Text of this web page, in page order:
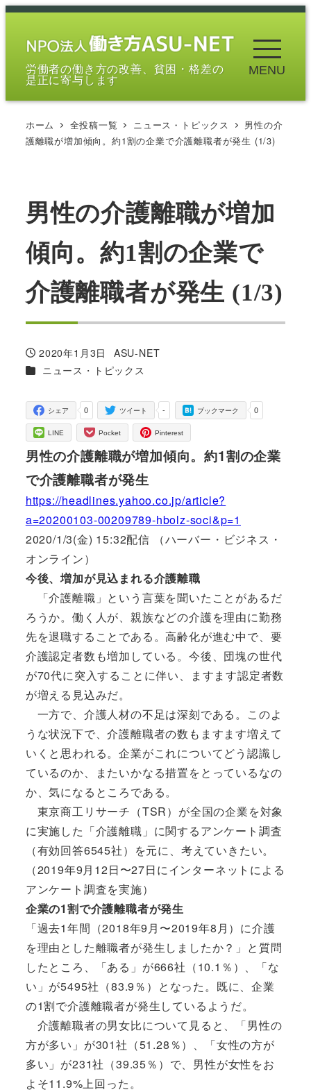
メ
労働者の働き方の改善、貧困・格差の
是正に寄与します
MENU
ホーム 全投稿一覧 ニュース・トピックス
男性の介
護離職が増加傾向。約1割の企業で介護離職者が発生 (1/3)
男性の介護離職が増加
傾向。約1割の企業で
介護離職者が発生 (1/3)
投稿日
2020年1月3日
著
者
ASU-NET
カテゴリー
ニュース・トピックス
0
シェア -
ツイート 0
ブックマーク
LINE Pocket Pinterest
男性の介護離職が増加傾向。約1割の企業
で介護離職者が発生
https://headlines.yahoo.co.jp/article?
a=20200103-00209789-hbolz-soci&p=1
2020/1/3(金) 15:32配信 （ハーバー・ビジネス・
オンライン）
今後、増加が見込まれる介護離職
「介護離職」という言葉を聞いたことがあるだ
ろうか。働く人が、親族などの介護を理由に勤務
先を退職することである。高齢化が進む中で、要
介護認定者数も増加している。今後、団塊の世代
が70代に突入することに伴い、ますます認定者数
が増える見込みだ。
一方で、介護人材の不足は深刻である。このよ
うな状況下で、介護離職者の数もますます増えて
いくと思われる。企業がこれについてどう認識し
ているのか、またいかなる措置をとっているなの
か、気になるところである。
東京商工リサーチ（TSR）が全国の企業を対象
に実施した「介護離職」に関するアンケート調査
（有効回答6545社）を元に、考えていきたい。
（2019年9月12日〜27日にインターネットによる
アンケート調査を実施）
企業の1割で介護離職者が発生
「過去1年間（2018年9月〜2019年8月）に介護
を理由とした離職者が発生しましたか？」と質問
したところ、「ある」が666社（10.1％）、「な
い」が5495社（83.9％）となった。既に、企業
の1割で介護離職者が発生しているようだ。
介護離職者の男女比について見ると、「男性の
方が多い」が301社（51.28％）、「女性の方が
多い」が231社（39.35％）で、男性が女性をお
よそ11.9%上回った。